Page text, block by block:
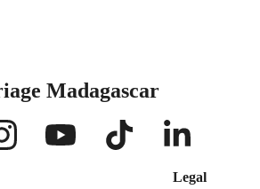
Madagascar
Legal